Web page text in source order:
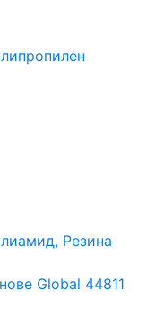
Резина
Global 44811